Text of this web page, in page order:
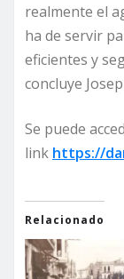
realmente el
ha de servir
eficientes y
concluye
Se puede
link https://
Relacionado